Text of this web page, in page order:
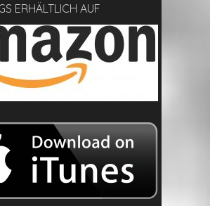
ERHÄLTLICH AUF